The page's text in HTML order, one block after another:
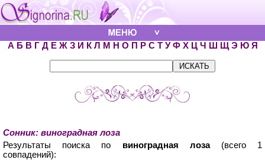
А Б В Г Д Е Ж З И К Л М Н О П Р С Т У Ф Х Ц Ч Ш Щ Э Ю Я
Сонник: виноградная лоза
Результаты поиска по виноградная лоза(всего 1
совпадений):